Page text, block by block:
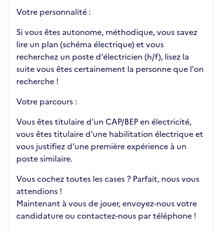
Votre personnalité :
Si vous êtes autonome, méthodique, vous savez
lire un plan (schéma électrique) et vous
recherchez un poste d'électricien (h/f), lisez la
suite vous êtes certainement la personne que l'on
recherche !
Votre parcours :
Vous êtes titulaire d'un CAP/BEP en électricité,
vous êtes titulaire d'une habilitation électrique et
vous justifiez d'une première expérience à un
poste similaire.
Vous cochez toutes les cases ? Parfait, nous vous
attendions !
Maintenant à vous de jouer, envoyez-nous votre
candidature ou contactez-nous par téléphone !